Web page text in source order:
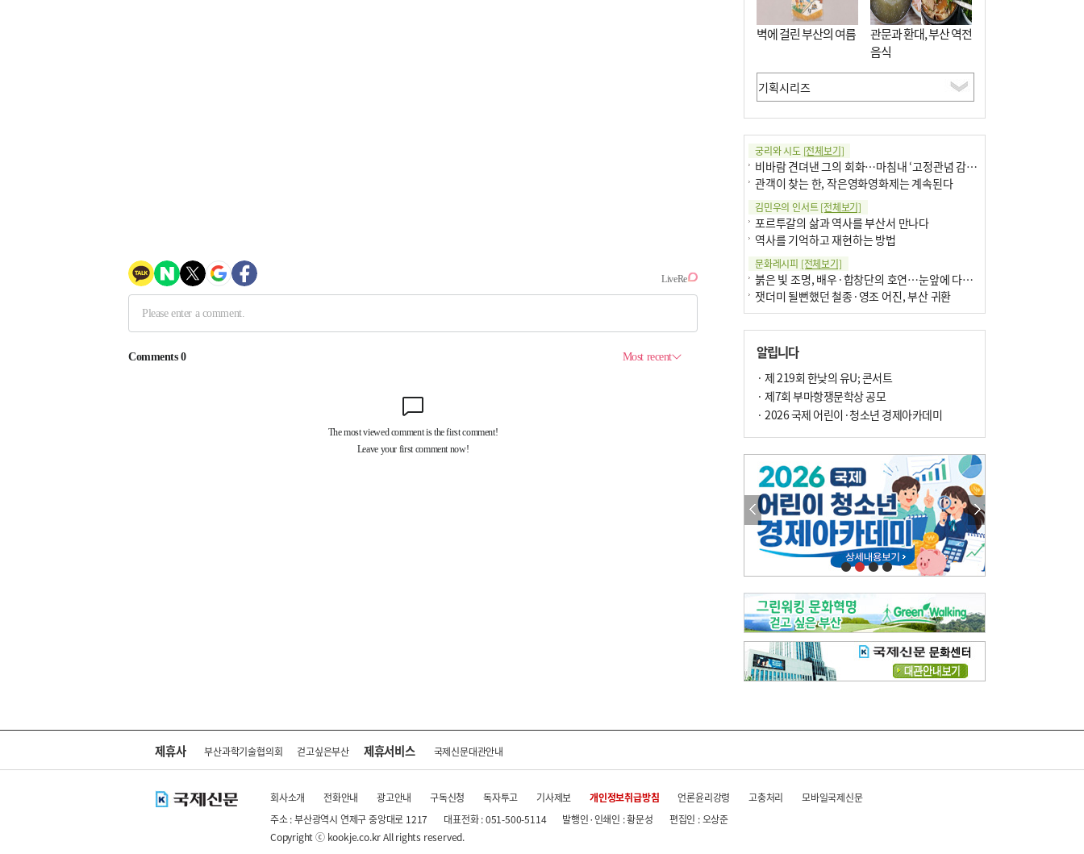
벽에 걸린 부산의 여름
관문과 환대, 부산 역전
음식
궁리와 시도 [전체보기]
비바람 견뎌낸 그의 회화…마침내 ‘고정관념 감옥’서 해방
관객이 찾는 한, 작은영화영화제는 계속된다
김민우의 인서트[전체보기]
포르투갈의 삶과 역사를 부산서 만나다
역사를 기억하고 재현하는 방법
문화레시피 [전체보기]
붉은 빛 조명, 배우·합창단의 호연…눈앞에 다가온 부산오페라하우스
잿더미 될뻔했던 철종·영조 어진, 부산 귀환
현실의 고통, 은유의 詩로 담다 外
달구비·여우비…다양한 비 이름 外
박현주의 책 이야기[전체보기]
세계유산 ‘한국의 갯벌’ 얼마나 알고 있나요
문재필-여름_저녁무렵의호수
이 한편의 시조[전체보기]
참선 /오기환
고향 /김진규
주말 영화 박스오피스[전체보기]
‘스파이더맨’ 개봉 5일 만에 300만 돌풍…박스오피스·예매율 동시 1위
‘호프’ 개봉 11일 만에 관객 300만…‘스파이더맨’ 예매율 68.8% 1위
오늘의 운세- [전체보기]
오늘의 운세- 2026년 8월 6일 (음 6월 24일)
오늘의 운세- 2026년 8월 5일 (음 6월 23일)
조해훈의 고전 속 이 문장 [전체보기]
입추 지났는데도 덥다며 신유안에게 보낸 박규수의 편지
알립니다
· 제 219회 한낮의 유U; 콘서트
· 제7회 부마항쟁문학상 공모
· 2026 국제 어린이·청소년 경제아카데미
제휴사 부산과학기술협의회 걷고싶은부산 제휴서비스 국제신문대관안내
회사소개 전화안내 광고안내 구독신청 독자투고 기사제보 개인정보취급방침 언론윤리강령 고충처리
모바일국제신문
주소 : 부산광역시 연제구 중앙대로 1217
대표전화 : 051-500-5114 발행인·인쇄인 : 황문성
편집인 : 오상준
Copyright ⓒ kookje.co.kr All rights reserved.